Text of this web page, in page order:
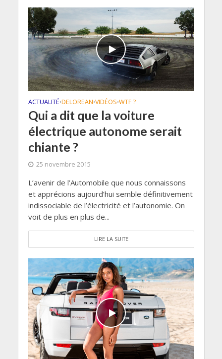
ACTUALITÉ•DELOREAN•VIDÉOS•WTF ?
Qui a dit que la voiture
électrique autonome serait
chiante ?
25 novembre 2015
L’avenir de l’Automobile que nous connaissons
et apprécions aujourd’hui semble définitivement
indissociable de l’électricité et l’autonomie. On
voit de plus en plus de...
LIRE LA SUITE